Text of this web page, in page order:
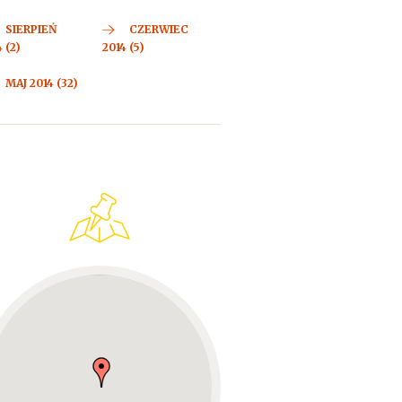
SIERPIEŃ
(2)
CZERWIEC
2014 (5)
MAJ 2014 (32)